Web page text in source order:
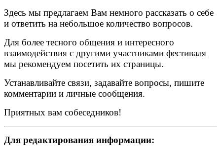
Здесь мы предлагаем Вам немного рассказать о себе
и ответить на небольшое количество вопросов.
Для более тесного общения и интересного
взаимодействия с другими участниками фестиваля
мы рекомендуем посетить их страницы.
Устанавливайте связи, задавайте вопросы, пишите
комментарии и личные сообщения.
Приятных вам собеседников!
Для редактирования информации: